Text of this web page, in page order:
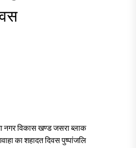
नगर विकास खण्ड जसरा ब्लाक
का शहादत दिवस पुष्पांजलि